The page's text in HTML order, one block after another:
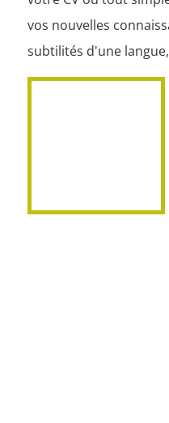
vos nouvelles
subtilités d'une